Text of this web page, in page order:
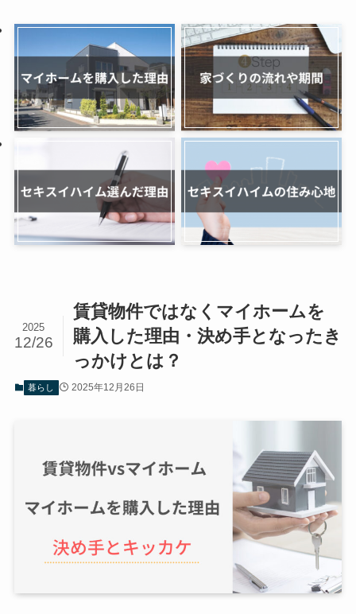
賃貸物件ではなくマイホームを
購入した理由・決め手となったき
っかけとは？
2025
12/26
暮らし 2025年12月26日